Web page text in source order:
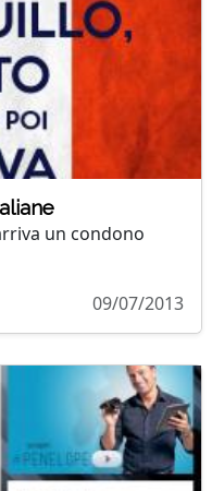
un condono
09/07/2013